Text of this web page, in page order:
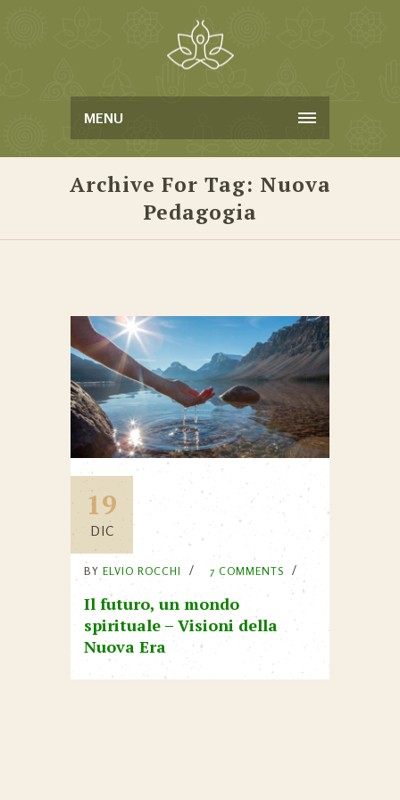
MENU
Archive For Tag: Nuova
Pedagogia
19
DIC
BY ELVIO ROCCHI 7 COMMENTS
Il futuro, un mondo
spirituale – Visioni della
Nuova Era